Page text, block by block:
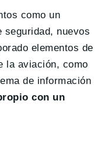
como un
seguridad, nuevos
elementos de
la aviación, como
de información
con un